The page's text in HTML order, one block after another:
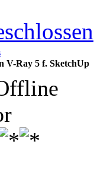
V-Ray 5 f. SketchUp